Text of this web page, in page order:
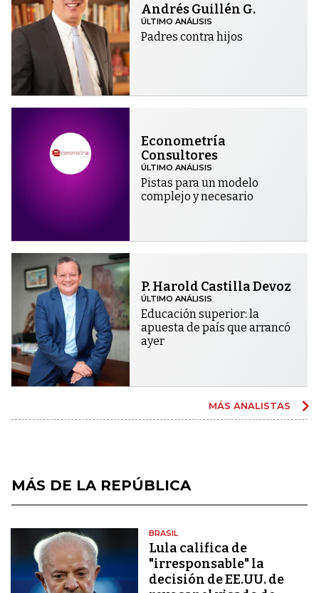
Andrés Guillén G.
ÚLTIMO ANÁLISIS
Padres contra hijos
Econometría
Consultores
ÚLTIMO ANÁLISIS
Pistas para un modelo
complejo y necesario
P. Harold Castilla Devoz
ÚLTIMO ANÁLISIS
Educación superior: la
apuesta de país que arrancó
ayer
MÁS ANALISTAS
MÁS DE LA REPÚBLICA
BRASIL
Lula califica de
"irresponsable" la
decisión de EE.UU. de